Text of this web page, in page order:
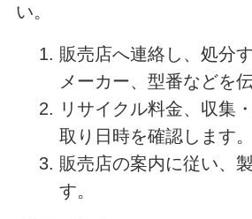
い。
販売店へ連絡し、処分
メーカー、型番などを
リサイクル料金、収集
取り日時を確認します。
販売店の案内に従い、
す。